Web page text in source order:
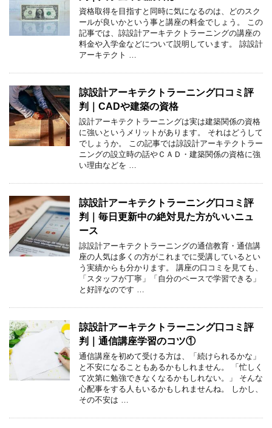
資格取得を目指すと同時に気になるのは、どのスク
ールが良いかという事と講座の料金でしょう。 この
記事では、諒設計アーキテクトラーニングの講座の
料金や入学金などについて説明しています。 諒設計
アーキテクト …
諒設計アーキテクトラーニング口コミ評
判｜CADや建築の資格
設計アーキテクトラーニングは実は建築関係の資格
に強いというメリットがあります。 それはどうして
でしょうか。 この記事では諒設計アーキテクトラー
ニングの設立時の話やＣＡＤ・建築関係の資格に強
い理由などを …
諒設計アーキテクトラーニング口コミ評
判｜毎日更新中の絶対見た方がいいニュ
ース
諒設計アーキテクトラーニングの通信教育・通信講
座の人気は多くの方がこれまでに受講しているとい
う実績からも分かります。 講座の口コミを見ても、
「スタッフが丁寧」「自分のペースで学習できる」
と好評なのです …
諒設計アーキテクトラーニング口コミ評
判｜通信講座学習のコツ①
通信講座を初めて受ける方は、「続けられるかな」
と不安になることもあるかもしれません。 「忙しく
て次第に勉強できなくなるかもしれない。」 そんな
心配事をする人もいるかもしれませんね。 しかし、
その不安は …